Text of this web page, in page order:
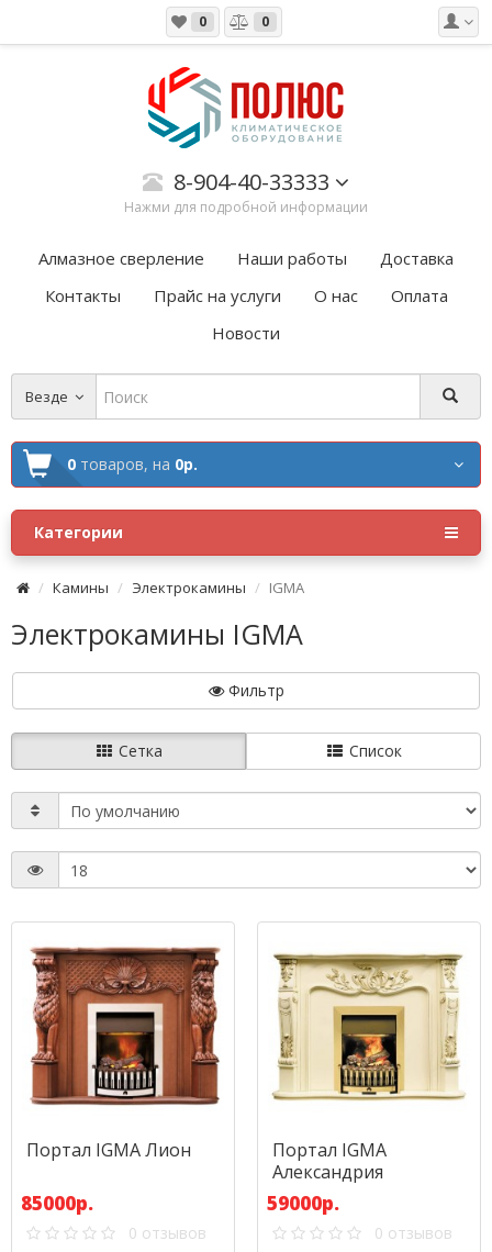
0 0
8-904-40-33333
Нажми для подробной информации
Алмазное сверление Наши работы
Доставка
Контакты
Прайс на услуги О нас
Оплата
Новости
Везде
0 товаров, на 0р.
Категории
Камины Электрокамины IGMA
Электрокамины IGMA
Фильтр
Сетка Список
Портал IGMA Лион
85000р.
0 отзывов
Портал IGMA
Александрия
59000р.
0 отзывов